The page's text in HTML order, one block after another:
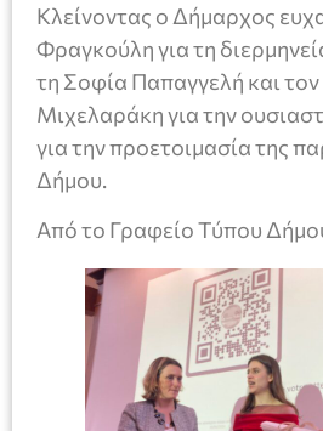
Κλείνοντας ο Δήμαρχος
Φραγκούλη για τη
τη Σοφία Παπαγγελή και
Μιχελαράκη για την
για την προετοιμασία της
Δήμου.
Από το Γραφείο Τύπου